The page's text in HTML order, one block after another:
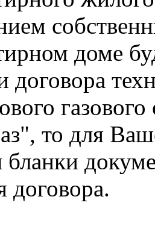
доме
договора
то для
договора.